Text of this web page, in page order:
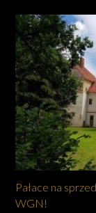
Pałace na
WGN!